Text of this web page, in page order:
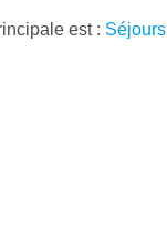
est : Séjours